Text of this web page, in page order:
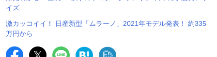
イズ
激カッコイイ！ 日産新型「ムラーノ」2021年モデル発表！ 約335
万円から